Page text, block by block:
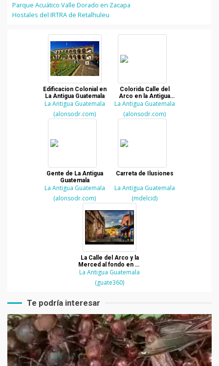
Parque Acuático Valle Dorado en Zacapa
Hostales del IRTRA de Retalhuleu
Edificacion Colonial en
La Antigua Guatemala
La Antigua Guatemala
(alonsodr.com)
Colorida Calle del
Arco en la Antigua
Guatemala
La Antigua Guatemala
(alonsodr.com)
Gente de La Antigua
Guatemala
La Antigua Guatemala
(alonsodr.com)
Carreta de Ilusiones
La Antigua Guatemala
(mdelcid)
La Calle del Arco y la
Merced al fondo en La
Antigua Guatemala
La Antigua Guatemala
(guate360)
Te podría interesar